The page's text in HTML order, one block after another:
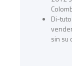
Di-
sin su